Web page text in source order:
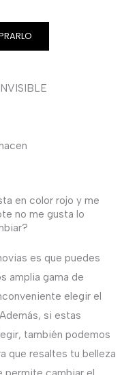
en color rojo y me
no me gusta lo
es que puedes
amplia gama de
elegir el
si estas
también podemos
que resaltes tu belleza